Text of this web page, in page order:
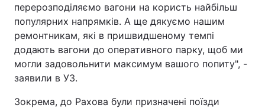
перерозподіляємо вагони на користь найбільш
популярних напрямків. А ще дякуємо нашим
ремонтникам, які в пришвидшеному темпі
додають вагони до оперативного парку, щоб ми
могли задовольнити максимум вашого попиту", -
заявили в УЗ.
Зокрема, до Рахова були призначені поїзди